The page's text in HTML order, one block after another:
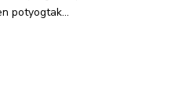
potyogtak...